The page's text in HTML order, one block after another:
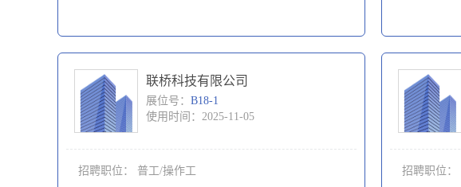
联桥科技有限公司
展位号： B18-1
使用时间：2025-11-05
招聘职位： 普工/操作工 招聘职位：